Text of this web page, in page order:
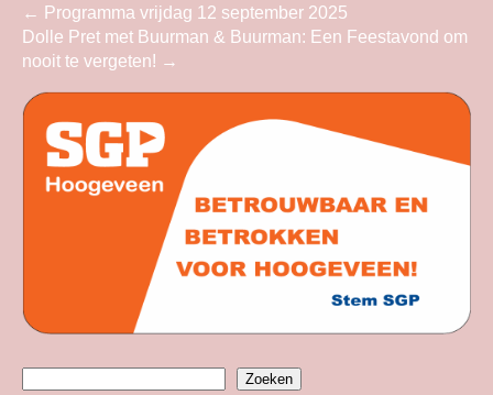
Bericht
navigatie
← Programma vrijdag 12 september 2025
Dolle Pret met Buurman & Buurman: Een Feestavond om
nooit te vergeten! →
Zoeken